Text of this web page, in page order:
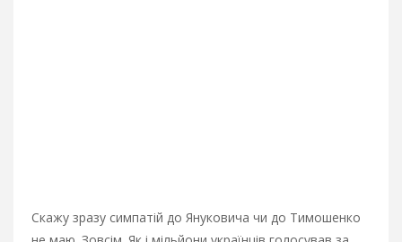
Скажу зразу симпатій до Януковича чи до Тимошенко